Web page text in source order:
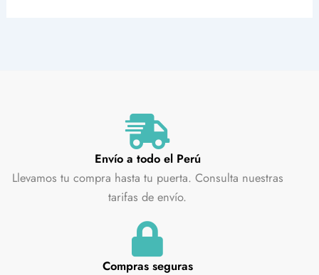
Envío a todo el Perú
Llevamos tu compra hasta tu puerta. Consulta nuestras
tarifas de envío.
Compras seguras